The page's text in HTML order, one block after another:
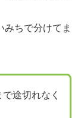
みちで分けてま
途切れなく